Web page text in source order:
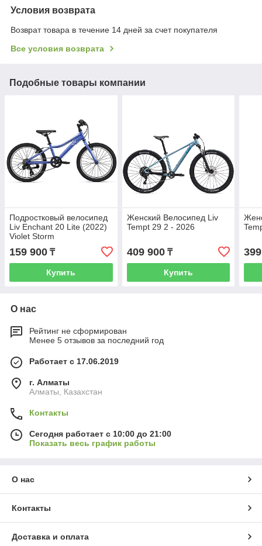
Условия возврата
Возврат товара в течение 14 дней за счет покупателя
Все условия возврата
Подобные товары компании
Подростковый велосипед
Liv Enchant 20 Lite (2022)
Violet Storm
159 900 ₸
Купить
Женский Велосипед Liv
Tempt 29 2 - 2026
409 900₸
Купить
О нас
Рейтинг не сформирован
Менее 5 отзывов за последний год
Работает с 17.06.2019
г. Алматы
Алматы, Казахстан
Контакты
Сегодня работает с 10:00 до 21:00
Показать весь график работы
О нас
Контакты
Доставка и оплата